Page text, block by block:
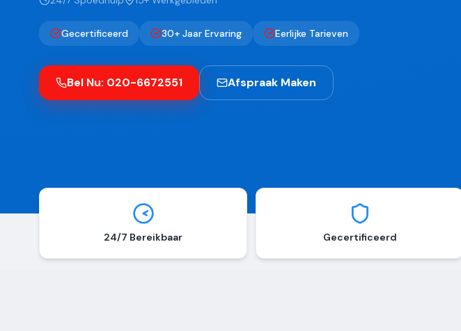
Gecertificeerd 30+ Jaar Ervaring Eerlijke Tarieven
Bel Nu: 020-6672551 Afspraak Maken
24/7 Bereikbaar Gecertificeerd